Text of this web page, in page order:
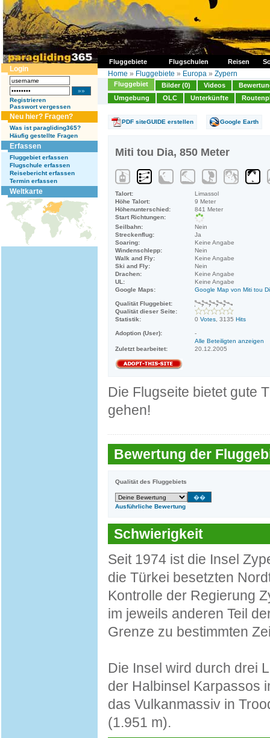
Fluggebiete Flugschulen Reisen
Login
Registrieren
Passwort vergessen
Neu hier? Fragen?
Was ist paragliding365?
Häufig gestellte Fragen
Erfassen
Fluggebiet erfassen
Flugschule erfassen
Reisebericht erfassen
Termin erfassen
Weltkarte
Home » Fluggebiete » Europa » Zypern
Fluggebiet Bilder (0) Videos
Umgebung
OLC Unterkünfte
PDF siteGUIDE erstellen Google Earth
Miti tou Dia, 850 Meter
Talort:
Limassol
Höhe Talort:
9 Meter
Höhenunterschied:
841 Meter
Start Richtungen:
Seilbahn:
Nein
Streckenflug:
Ja
Soaring:
Keine Angabe
Windenschlepp:
Nein
Walk and Fly:
Keine Angabe
Ski and Fly:
Nein
Drachen:
Keine Angabe
UL:
Keine Angabe
Google Maps:
Google Map von Miti tou
Qualität Fluggebiet:
Qualität dieser Seite:
Statistik:
0 Votes , 3135 Hits
Adoption (User):
-
Alle Beteiligten anzeigen
Zuletzt bearbeitet:
20.12.2005
Die Flugseite bietet gute
gehen!
Bewertung der
Qualität des Fluggebiets
Ausführliche Bewertung
Schwierigkeit
Seit 1974 ist die Insel
die Türkei besetzten
Kontrolle der Regierung
im jeweils anderen Teil
Grenze zu bestimmten
Die Insel wird durch drei
der Halbinsel Karpassos
das Vulkanmassiv in
(1.951 m).